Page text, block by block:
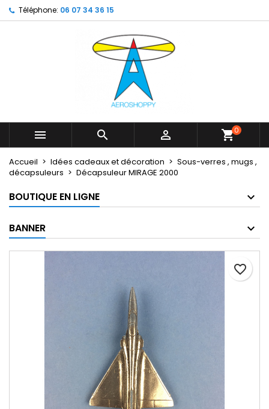
Téléphone: 06 07 34 36 15
   shopping_cart0
Accueil Idées cadeaux et décoration
Sous-verres , mugs ,
décapsuleurs
Décapsuleur MIRAGE 2000
BOUTIQUE EN LIGNE
BANNER
favorite_border
My wishlists ×
Create new list
Créer une liste d'envies ×
Nom de la liste d'envies
Connexion ×
Vous devez être connecté pour ajouter des produits
Annuler